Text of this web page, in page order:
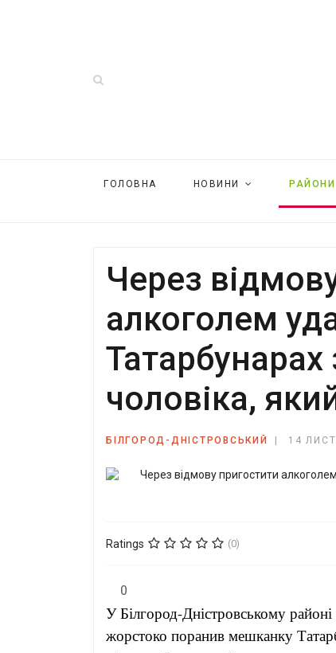
ГОЛОВНА НОВИНИ РАЙОНИ
Через
алкоголем
чоловіка,
БІЛГОРОД-ДНІСТРОВСЬКИЙ 14
Ratings (0)
0
У Білгород-Дністровському
жорстоко поранив мешканку